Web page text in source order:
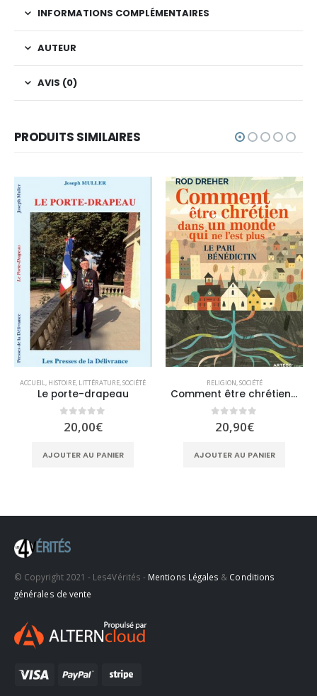
INFORMATIONS COMPLÉMENTAIRES
AUTEUR
AVIS (0)
PRODUITS SIMILAIRES
ACCUEIL, HISTOIRE, LITTÉRATURE,SOCIÉTÉ
Le porte-drapeau
0sur 5
20,00€
AJOUTER AU PANIER
RELIGION,SOCIÉTÉ
Comment être chrétien dans un monde qui ne l’est plus – Le pari bénédictin
0sur 5
20,90€
AJOUTER AU PANIER
© Copyright 2021 - Les4Vérités - Mentions Légales & Conditions
générales de vente